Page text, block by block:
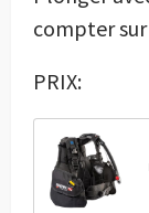
compter
PRIX: